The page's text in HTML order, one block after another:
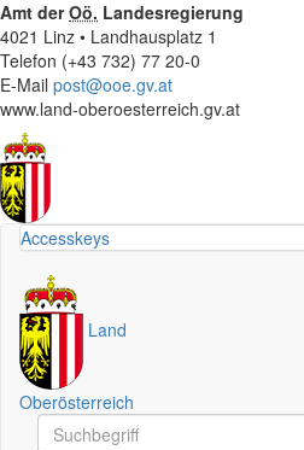
Amt derOö. Landesregierung
4021 Linz • Landhausplatz 1
Telefon (+43 732) 77 20-0
E-Mail post@ooe.gv.at
www.land-oberoesterreich.gv.at
Accesskeys
Land
Oberösterreich
Schnellsuche
Schnellsuche